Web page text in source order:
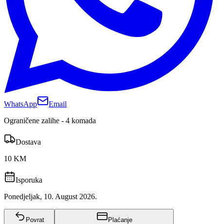
WhatsApp
Email
Ograničene zalihe - 4 komada
Dostava
10 KM
Isporuka
Ponedjeljak, 10. August 2026.
Povrat
Plaćanje